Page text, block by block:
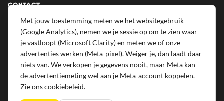
CONTACT
Growrs B.V.
Eindsestraat 129A
5105 NA Dongen
013 207 69 50
info@growrs.nl
Met jouw toestemming meten we het websitegebruik
(Google Analytics), nemen we je sessie op om te zien waar
je vastloopt (Microsoft Clarity) en meten we of onze
advertenties werken (Meta-pixel). Weiger je, dan laadt daar
niets van. We verkopen je gegevens nooit, maar Meta kan
de advertentiemeting wel aan je Meta-account koppelen.
Zie onscookiebeleid.